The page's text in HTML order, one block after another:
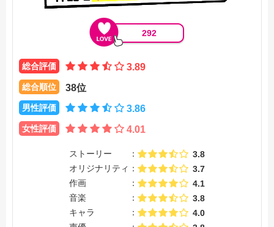
292
総合評価 3.89
総合順位 38位
男性評価 3.86
女性評価 4.01
ストーリー
3.8
オリジナリティ
3.7
作画
4.1
音楽
3.8
キャラ
4.0